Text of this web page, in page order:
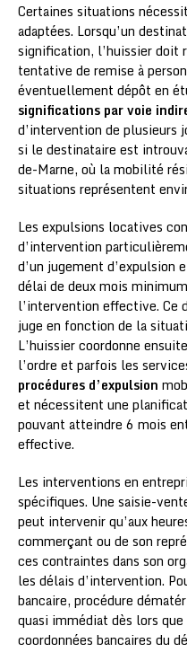
Certaines situations
adaptées. Lorsqu’un
signification, l’huissier doit
tentative de remise à
éventuellement dépôt en
significations par voie
d’intervention de plusieurs
si le destinataire est
de-Marne, où la mobilité
situations représentent
Les expulsions locatives
d’intervention
d’un jugement d’expulsion
délai de deux mois
l’intervention effective. Ce
juge en fonction de la
L’huissier coordonne
l’ordre et parfois les
procédures d’expulsion
et nécessitent une
pouvant atteindre 6 mois
effective.
Les interventions en
spécifiques. Une saisie-
peut intervenir qu’aux
commerçant ou de son
ces contraintes dans son
les délais d’intervention.
bancaire, procédure
quasi immédiat dès lors
coordonnées bancaires du